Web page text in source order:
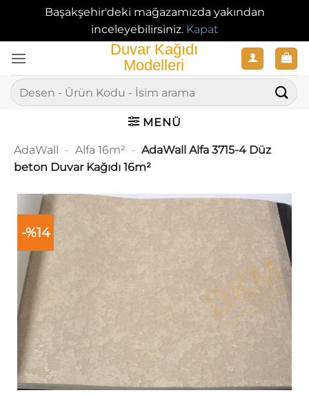
Başakşehir'deki mağazamızda yakından
inceleyebilirsiniz. Kapat
atla
Ara:
MENÜ
AdaWall - Alfa 16m² - AdaWall Alfa 3715-4 Düz
beton Duvar Kağıdı 16m²
-%14